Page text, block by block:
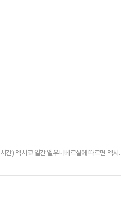
간) 멕시코 일간 엘우니베르살에 따르면 멕시
시코 한국문화원 등록 인원 220만명 가운데